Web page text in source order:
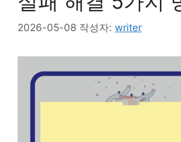
2026-05-08 작성자: writer